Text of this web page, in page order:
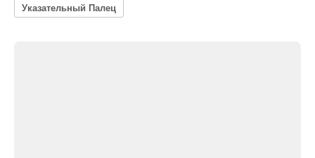
Указательный Палец